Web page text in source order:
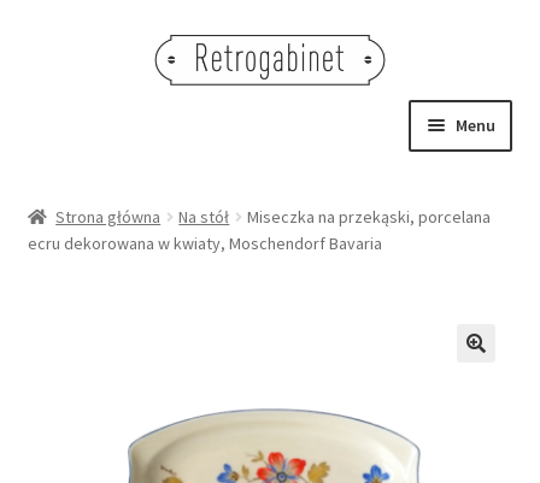
Menu
OBRAZY
OŚWIETLENIE
Strona główna Na stół
Miseczka na przekąski, porcelana
ecru dekorowana w kwiaty, Moschendorf Bavaria